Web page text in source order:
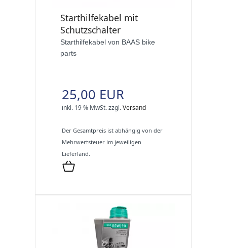
Starthilfekabel mit
Schutzschalter
Starthilfekabel von BAAS bike
parts
25,00 EUR
inkl. 19 % MwSt.zzgl.Versand
Der Gesamtpreis ist abhängig von der
Mehrwertsteuer im jeweiligen
Lieferland.